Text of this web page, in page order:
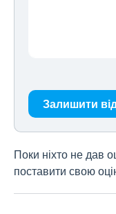
Залишити
Поки ніхто не дав
поставити свою